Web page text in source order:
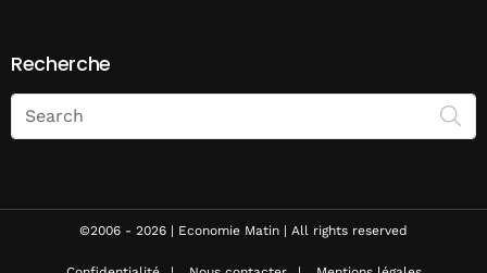
Recherche
Search
on
Economie
©2006 - 2026 | Economie Matin | All rights reserved